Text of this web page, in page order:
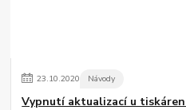
23.10.2020 Návody
Vypnutí aktualizací u